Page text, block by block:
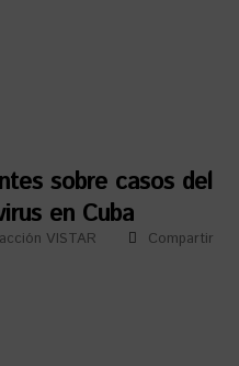
sobre casos del
en Cuba
VISTAR Compartir